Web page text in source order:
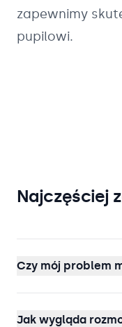
zapewnimy
pupilowi.
Najczęściej
Czy mój problem
Jak wygląda